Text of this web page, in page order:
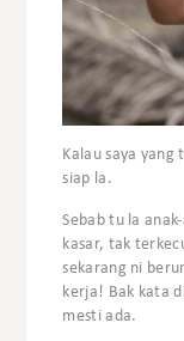
Kalau saya
siap la.
Sebab tu la
kasar, tak
sekarang ni
kerja! Bak kata
mesti ada.